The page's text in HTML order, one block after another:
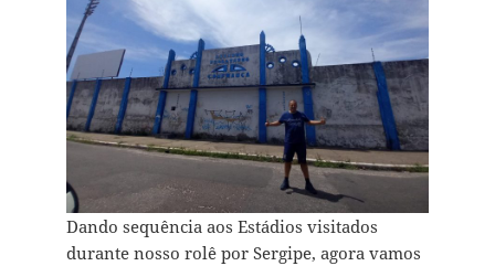
Dando sequência aos Estádios visitados
durante nosso rolê por Sergipe, agora vamos